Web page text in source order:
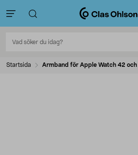
Startsida Armband för Apple Watch 42 och